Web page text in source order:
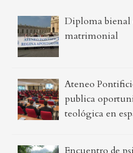
Diploma
matrimonial
Ateneo
publica
teológica en